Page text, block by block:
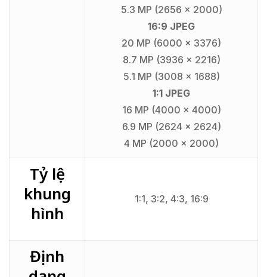
5.3 MP (2656 x 2000)
16:9 JPEG
20 MP (6000 x 3376)
8.7 MP (3936 x 2216)
5.1 MP (3008 x 1688)
1:1 JPEG
16 MP (4000 x 4000)
6.9 MP (2624 x 2624)
4 MP (2000 x 2000)
Tỷ lệ
khung
hình
1:1, 3:2, 4:3, 16:9
Định